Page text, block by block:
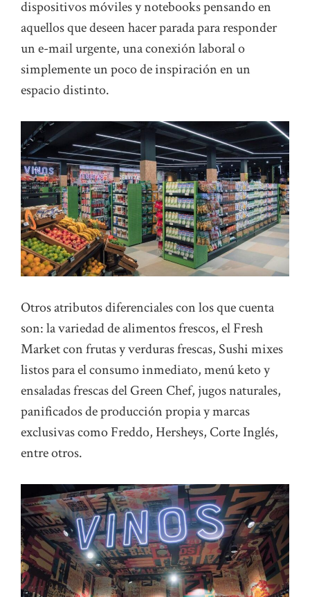
dispositivos móviles y notebooks pensando en
aquellos que deseen hacer parada para responder
un e-mail urgente, una conexión laboral o
simplemente un poco de inspiración en un
espacio distinto.
Otros atributos diferenciales con los que cuenta
son: la variedad de alimentos frescos, el Fresh
Market con frutas y verduras frescas, Sushi mixes
listos para el consumo inmediato, menú keto y
ensaladas frescas del Green Chef, jugos naturales,
panificados de producción propia y marcas
exclusivas como Freddo, Hersheys, Corte Inglés,
entre otros.